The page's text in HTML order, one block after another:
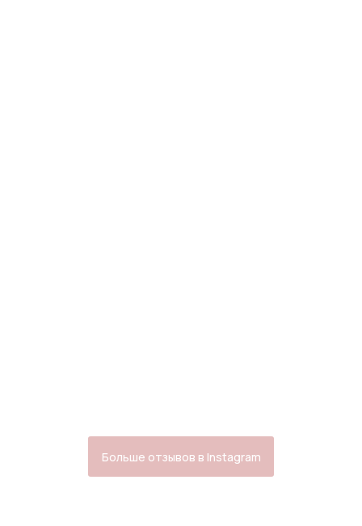
Больше отзывов в Instagram